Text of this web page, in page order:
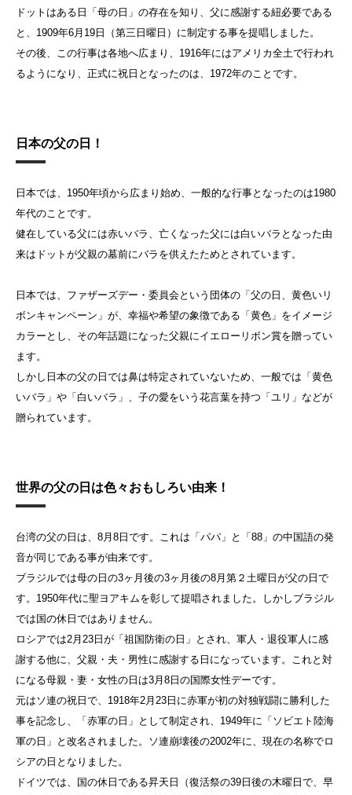
ドットはある日「母の日」の存在を知り、父に感謝する紐必要である
と、1909年6月19日（第三日曜日）に制定する事を提唱しました。
その後、この行事は各地へ広まり、1916年にはアメリカ全土で行われ
るようになり、正式に祝日となったのは、1972年のことです。
日本の父の日！
日本では、1950年頃から広まり始め、一般的な行事となったのは1980
年代のことです。
健在している父には赤いバラ、亡くなった父には白いバラとなった由
来はドットが父親の墓前にバラを供えたためとされています。
日本では、ファザーズデー・委員会という団体の「父の日、黄色いリ
ボンキャンペーン」が、幸福や希望の象徴である「黄色」をイメージ
カラーとし、その年話題になった父親にイエローリボン賞を贈ってい
ます。
しかし日本の父の日では鼻は特定されていないため、一般では「黄色
いバラ」や「白いバラ」、子の愛をいう花言葉を持つ「ユリ」などが
贈られています。
世界の父の日は色々おもしろい由来！
台湾の父の日は、8月8日です。これは「パパ」と「88」の中国語の発
音が同じである事が由来です。
ブラジルでは母の日の3ヶ月後の3ヶ月後の8月第２土曜日が父の日で
す。1950年代に聖ヨアキムを彰して提唱されました。しかしブラジル
では国の休日ではありません。
ロシアでは2月23日が「祖国防衛の日」とされ、軍人・退役軍人に感
謝する他に、父親・夫・男性に感謝する日になっています。これと対
になる母親・妻・女性の日は3月8日の国際女性デーです。
元はソ連の祝日で、1918年2月23日に赤軍が初の対独戦闘に勝利した
事を記念し、「赤軍の日」として制定され、1949年に「ソビエト陸海
軍の日」と改名されました。ソ連崩壊後の2002年に、現在の名称でロ
シアの日となりました。
ドイツでは、国の休日である昇天日（復活祭の39日後の木曜日で、早